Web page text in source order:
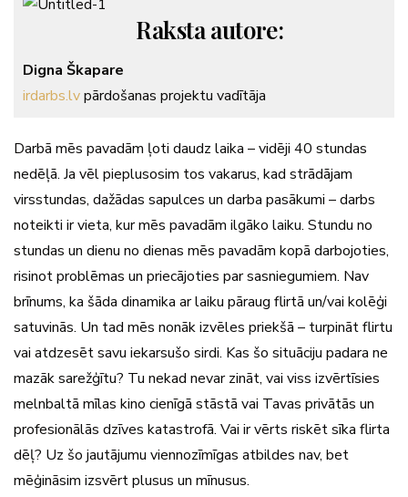
Raksta autore:
Digna Škapare
irdarbs.lvpārdošanas projektu vadītāja
Darbā mēs pavadām ļoti daudz laika – vidēji 40 stundas
nedēļā. Ja vēl pieplusosim tos vakarus, kad strādājam
virsstundas, dažādas sapulces un darba pasākumi – darbs
noteikti ir vieta, kur mēs pavadām ilgāko laiku. Stundu no
stundas un dienu no dienas mēs pavadām kopā darbojoties,
risinot problēmas un priecājoties par sasniegumiem. Nav
brīnums, ka šāda dinamika ar laiku pāraug flirtā un/vai kolēģi
satuvinās. Un tad mēs nonāk izvēles priekšā – turpināt flirtu
vai atdzesēt savu iekarsušo sirdi. Kas šo situāciju padara ne
mazāk sarežģītu? Tu nekad nevar zināt, vai viss izvērtīsies
melnbaltā mīlas kino cienīgā stāstā vai Tavas privātās un
profesionālās dzīves katastrofā. Vai ir vērts riskēt sīka flirta
dēļ? Uz šo jautājumu viennozīmīgas atbildes nav, bet
mēģināsim izsvērt plusus un mīnusus.